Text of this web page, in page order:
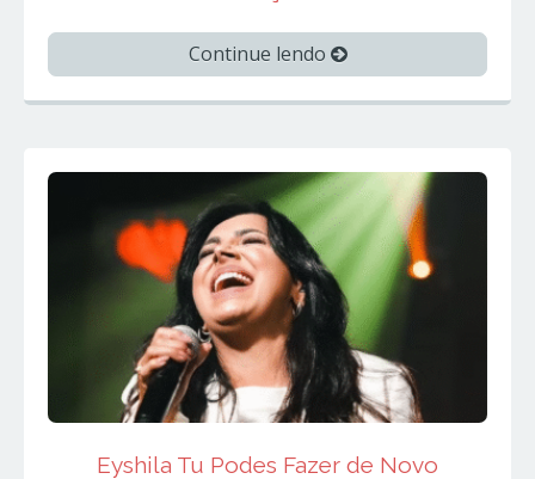
Continue lendo
Eyshila Tu Podes Fazer de Novo